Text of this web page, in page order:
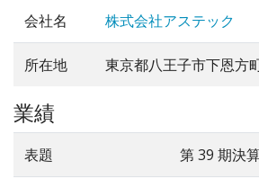
会社名 株式会社アステック
所在地 東京都八王子市下恩方
業績
表題 第 39 期決